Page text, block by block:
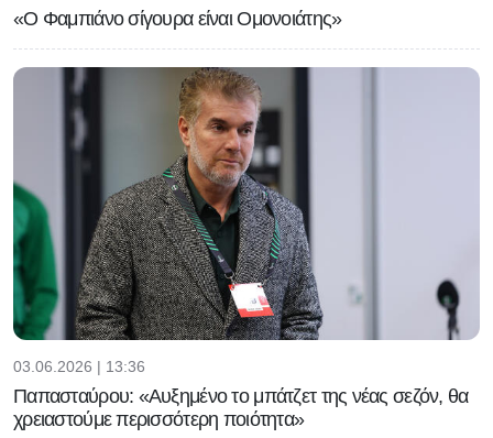
«Ο Φαμπιάνο σίγουρα είναι Ομονοιάτης»
03.06.2026 | 13:36
Παπασταύρου: «Αυξημένο το μπάτζετ της νέας σεζόν, θα
χρειαστούμε περισσότερη ποιότητα»